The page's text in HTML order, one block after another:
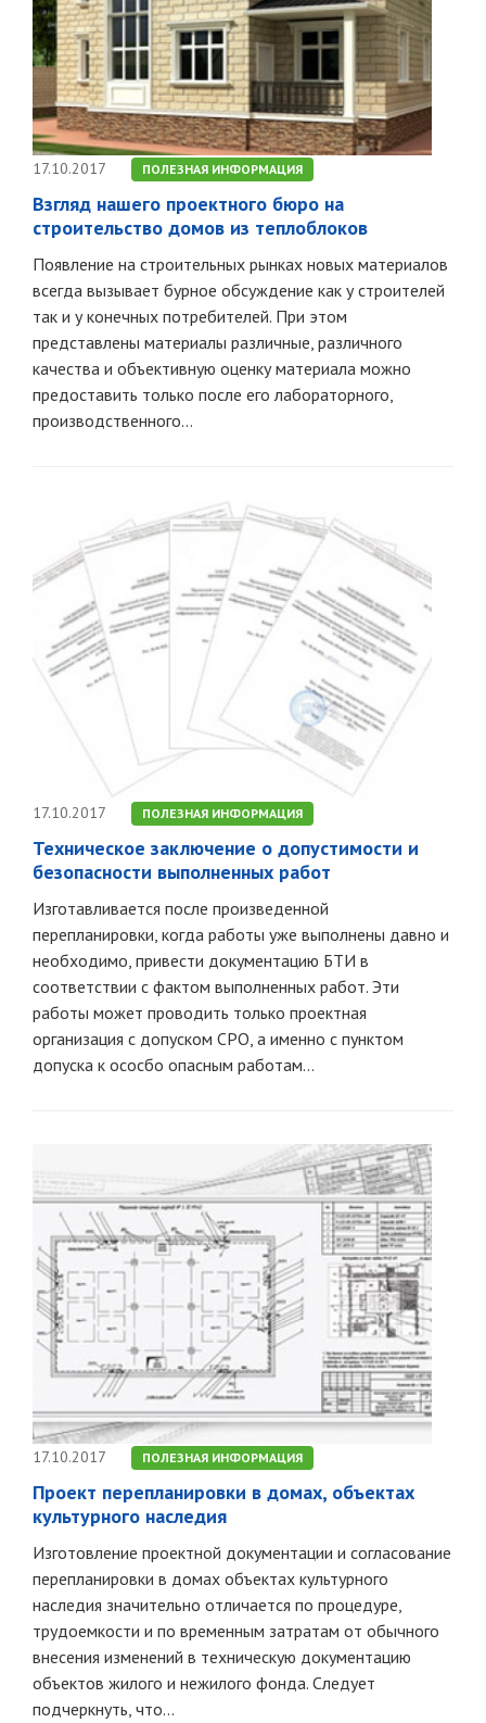
17.10.2017 ПОЛЕЗНАЯ ИНФОРМАЦИЯ
Взгляд нашего проектного бюро на
строительство домов из теплоблоков
Появление на строительных рынках новых материалов
всегда вызывает бурное обсуждение как у строителей
так и у конечных потребителей. При этом
представлены материалы различные, различного
качества и объективную оценку материала можно
предоставить только после его лабораторного,
производственного...
17.10.2017 ПОЛЕЗНАЯ ИНФОРМАЦИЯ
Техническое заключение о допустимости и
безопасности выполненных работ
Изготавливается после произведенной
перепланировки, когда работы уже выполнены давно и
необходимо, привести документацию БТИ в
соответствии с фактом выполненных работ. Эти
работы может проводить только проектная
организация с допуском СРО, а именно с пунктом
допуска к ососбо опасным работам...
17.10.2017 ПОЛЕЗНАЯ ИНФОРМАЦИЯ
Проект перепланировки в домах, объектах
культурного наследия
Изготовление проектной документации и согласование
перепланировки в домах объектах культурного
наследия значительно отличается по процедуре,
трудоемкости и по временным затратам от обычного
внесения изменений в техническую документацию
объектов жилого и нежилого фонда. Следует
подчеркнуть, что...